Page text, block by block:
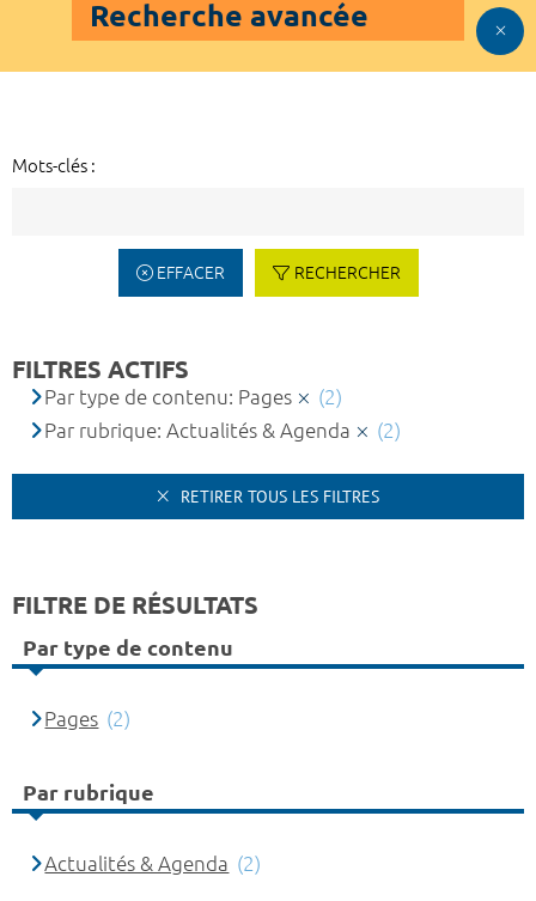
Recherche avancée
Mots-clés :
EFFACER RECHERCHER
FILTRES ACTIFS
Par type de contenu: Pages
(2)
Par rubrique: Actualités & Agenda
(2)
RETIRER TOUS LES FILTRES
FILTRE DE RÉSULTATS
Par type de contenu
Pages (2)
Par rubrique
Actualités & Agenda (2)